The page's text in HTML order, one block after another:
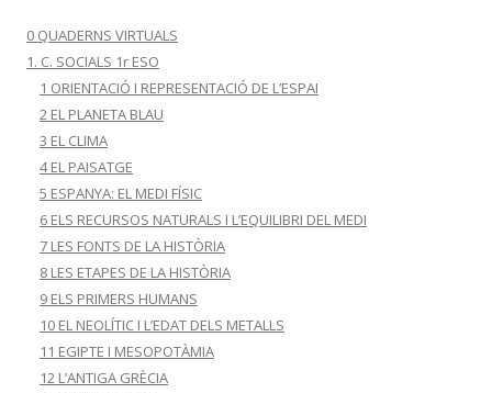
0 QUADERNS VIRTUALS
1. C. SOCIALS 1r ESO
1 ORIENTACIÓ I REPRESENTACIÓ DE L’ESPAI
2 EL PLANETA BLAU
3 EL CLIMA
4 EL PAISATGE
5 ESPANYA: EL MEDI FÍSIC
6 ELS RECURSOS NATURALS I L’EQUILIBRI DEL MEDI
7 LES FONTS DE LA HISTÒRIA
8 LES ETAPES DE LA HISTÒRIA
9 ELS PRIMERS HUMANS
10 EL NEOLÍTIC I L’EDAT DELS METALLS
11 EGIPTE I MESOPOTÀMIA
12 L’ANTIGA GRÈCIA